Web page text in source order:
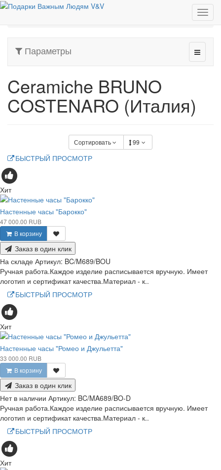
Европейские бренды
Параметры
Ceramiche BRUNO
COSTENARO (Италия)
Сортировать 99
БЫСТРЫЙ ПРОСМОТР
Хит
Настенные часы "Барокко"
47 000.00 RUB
В корзину
Заказ в один клик
На складе Артикул: BC/M689/BOU
Ручная работа.Каждое изделие расписывается вручную. Имеет
логотип и сертификат качества.Материал - к..
БЫСТРЫЙ ПРОСМОТР
Хит
Настенные часы "Ромео и Джульетта"
33 000.00 RUB
В корзину
Заказ в один клик
Нет в наличии Артикул: BC/MA689/BO-D
Ручная работа.Каждое изделие расписывается вручную. Имеет
логотип и сертификат качества.Материал - к..
БЫСТРЫЙ ПРОСМОТР
Хит